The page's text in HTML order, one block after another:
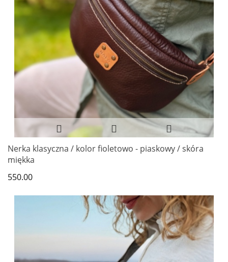
Nerka klasyczna / kolor fioletowo - piaskowy / skóra
miękka
550.00